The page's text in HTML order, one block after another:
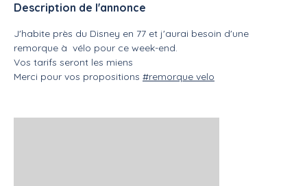
Description de l'annonce
J'habite près du Disney en 77 et j'aurai besoin d'une
remorque à vélo pour ce week-end.
Vos tarifs seront les miens
Merci pour vos propositions #remorque velo